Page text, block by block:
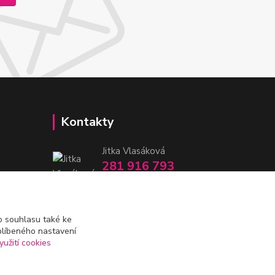
Kontakty
Jitka Vlasáková
281 916 793
souhlasu také ke
nastavení
cookies